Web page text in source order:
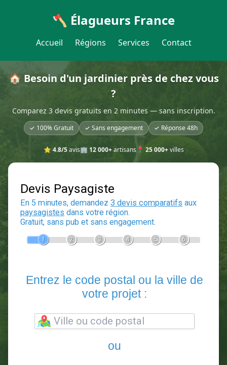
🪓 Élagueurs France
Accueil Régions Services Contact
🏠 Besoin d'un jardinier près de chez vous
?
Comparez 3 devis gratuits en 2 minutes — sans inscription.
✓ 100% Gratuit ✓ Sans engagement ✓ Réponse 48h
⭐ 4.8/5avis🏢 12 000+artisans📍 25 000+villes
Devis Paysagiste
En 5 minutes, demandez3 devis comparatifs
2 3
Entrez le code postal ou la